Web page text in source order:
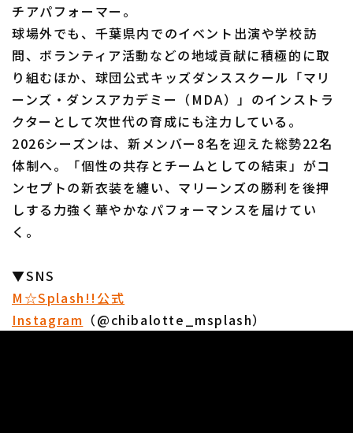
チアパフォーマー。
球場外でも、千葉県内でのイベント出演や学校訪
問、ボランティア活動などの地域貢献に積極的に取
り組むほか、球団公式キッズダンススクール「マリ
ーンズ・ダンスアカデミー（MDA）」のインストラ
クターとして次世代の育成にも注力している。
2026シーズンは、新メンバー8名を迎えた総勢22名
体制へ。「個性の共存とチームとしての結束」がコ
ンセプトの新衣装を纏い、マリーンズの勝利を後押
しする力強く華やかなパフォーマンスを届けてい
く。
▼SNS
M☆Splash!!公式
Instagram （@chibalotte_msplash）